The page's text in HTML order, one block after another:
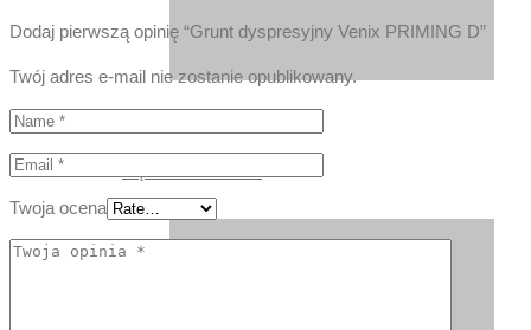
DĄB RUSTYKALNY
Dodaj pierwszą opinię “Grunt dyspresyjny Venix PRIMING D”
Twój adres e-mail nie zostanie opublikowany.
Twoja ocena